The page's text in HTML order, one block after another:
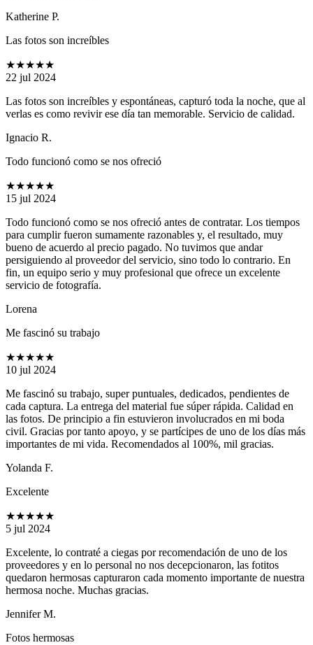
Katherine P.
Las fotos son increíbles
★★★★★
22 jul 2024
Las fotos son increíbles y espontáneas, capturó toda la noche, que al
verlas es como revivir ese día tan memorable. Servicio de calidad.
Ignacio R.
Todo funcionó como se nos ofreció
★★★★★
15 jul 2024
Todo funcionó como se nos ofreció antes de contratar. Los tiempos
para cumplir fueron sumamente razonables y, el resultado, muy
bueno de acuerdo al precio pagado. No tuvimos que andar
persiguiendo al proveedor del servicio, sino todo lo contrario. En
fin, un equipo serio y muy profesional que ofrece un excelente
servicio de fotografía.
Lorena
Me fascinó su trabajo
★★★★★
10 jul 2024
Me fascinó su trabajo, super puntuales, dedicados, pendientes de
cada captura. La entrega del material fue súper rápida. Calidad en
las fotos. De principio a fin estuvieron involucrados en mi boda
civil. Gracias por tanto apoyo, y se partícipes de uno de los días más
importantes de mi vida. Recomendados al 100%, mil gracias.
Yolanda F.
Excelente
★★★★★
5 jul 2024
Excelente, lo contraté a ciegas por recomendación de uno de los
proveedores y en lo personal no nos decepcionaron, las fotitos
quedaron hermosas capturaron cada momento importante de nuestra
hermosa noche. Muchas gracias.
Jennifer M.
Fotos hermosas